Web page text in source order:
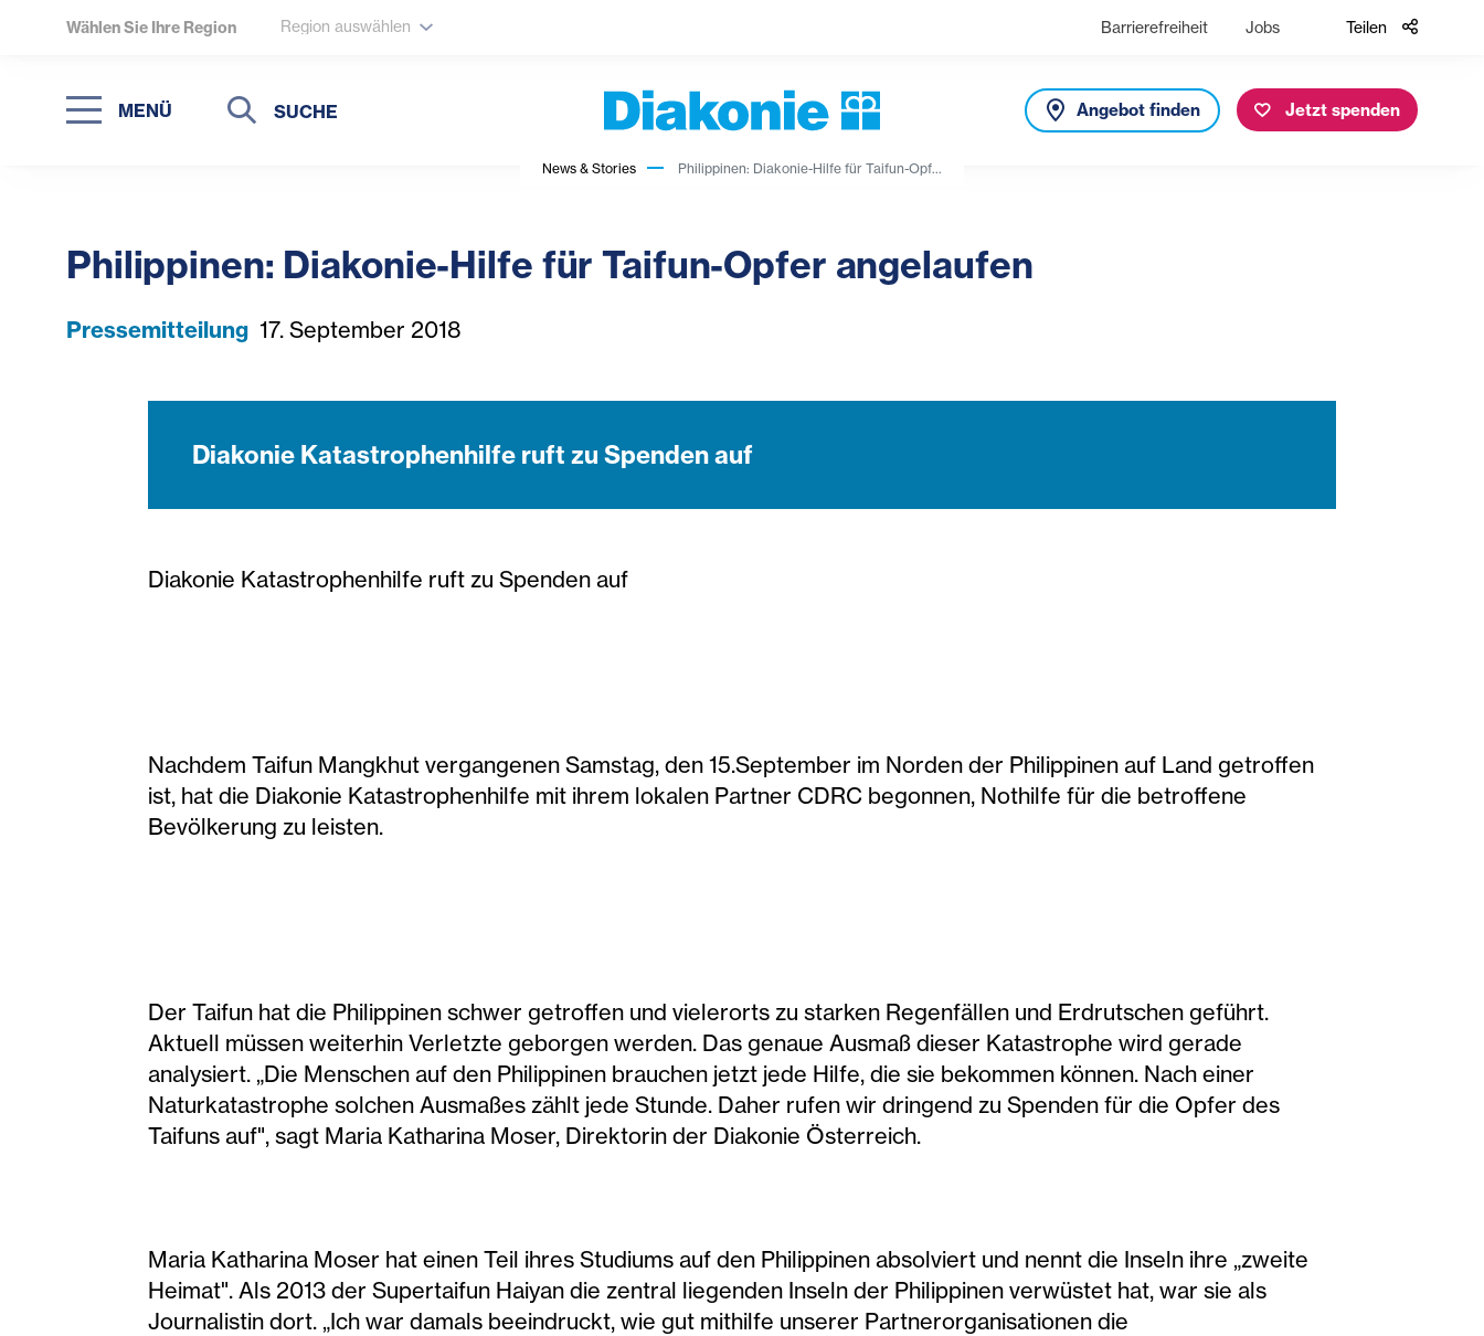
Wählen Sie Ihre Region Region auswählen Barrierefreiheit Jobs Teilen
MENÜ
Suche
Suche
Angebot finden Jetzt spenden
News & Stories Philippinen: Diakonie-Hilfe für Taifun-Opf...
Philippinen: Diakonie-Hilfe für Taifun-Opfer angelaufen
Pressemitteilung 17. September 2018
Diakonie Katastrophenhilfe ruft zu Spenden auf
Diakonie Katastrophenhilfe ruft zu Spenden auf
Nachdem Taifun Mangkhut vergangenen Samstag, den 15.September im Norden der Philippinen auf Land getroffen
ist, hat die Diakonie Katastrophenhilfe mit ihrem lokalen Partner CDRC begonnen, Nothilfe für die betroffene
Bevölkerung zu leisten.
Der Taifun hat die Philippinen schwer getroffen und vielerorts zu starken Regenfällen und Erdrutschen geführt.
Aktuell müssen weiterhin Verletzte geborgen werden. Das genaue Ausmaß dieser Katastrophe wird gerade
analysiert. „Die Menschen auf den Philippinen brauchen jetzt jede Hilfe, die sie bekommen können. Nach einer
Naturkatastrophe solchen Ausmaßes zählt jede Stunde. Daher rufen wir dringend zu Spenden für die Opfer des
Taifuns auf", sagt Maria Katharina Moser, Direktorin der Diakonie Österreich.
Maria Katharina Moser hat einen Teil ihres Studiums auf den Philippinen absolviert und nennt die Inseln ihre „zweite
Heimat". Als 2013 der Supertaifun Haiyan die zentral liegenden Inseln der Philippinen verwüstet hat, war sie als
Journalistin dort. „Ich war damals beeindruckt, wie gut mithilfe unserer Partnerorganisationen die